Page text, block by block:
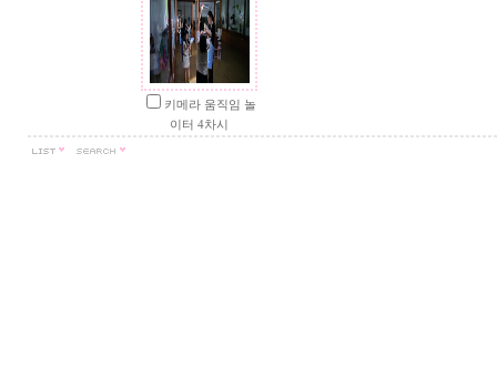
키메라 움직임 놀
이터 4차시